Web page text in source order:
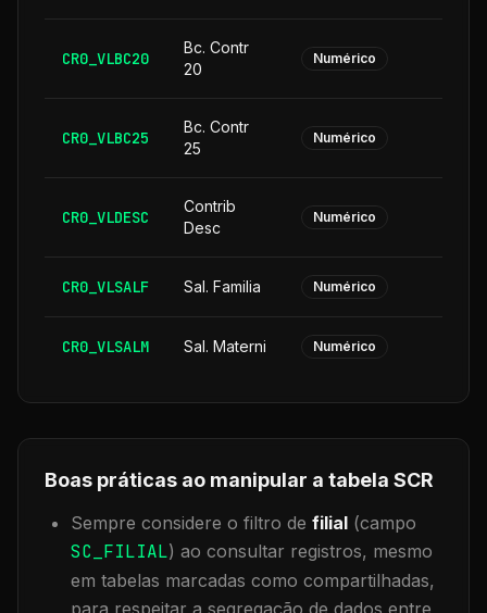
CR0_VLBC20
Bc. Contr
20
Numérico
CR0_VLBC25
Bc. Contr
25
Numérico
CR0_VLDESC
Contrib
Desc
Numérico
CR0_VLSALF Sal. Familia Numérico
CR0_VLSALM Sal. Materni Numérico
Boas práticas ao manipular a tabela SCR
Sempre considere o filtro de filial (campo
SC_FILIAL) ao consultar registros, mesmo
em tabelas marcadas como compartilhadas,
para respeitar a segregação de dados entre